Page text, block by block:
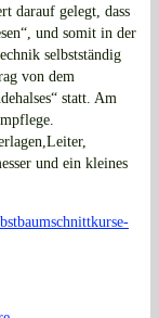
darauf gelegt, dass
und somit in der
selbstständig
von dem
statt. Am
und ein kleines